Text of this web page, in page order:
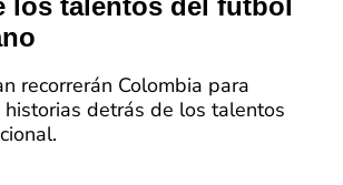
los talentos del fútbol
recorrerán Colombia para
detrás de los talentos